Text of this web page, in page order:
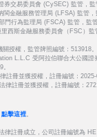
交易委員會 (CySEC) 監管，監
金融服務管理局 (LFSA) 監管，
行為監理局 (FSCA) 監管，監管
西斯金融服務委員會（FSC）監
授權，監管牌照編號：513918。
L.L.C 受阿拉伯聯合大公國證
註冊並獲授權，註冊編號：2025-
律註冊並獲授權，註冊編號：
點擊這裡。
律註冊成立，公司註冊編號為